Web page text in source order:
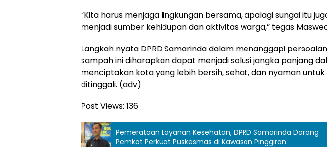
“Kita harus menjaga lingkungan bersama, apalagi sungai itu
menjadi sumber kehidupan dan aktivitas warga,” tegas
Langkah nyata DPRD Samarinda dalam menanggapi persoalan
sampah ini diharapkan dapat menjadi solusi jangka panjang
menciptakan kota yang lebih bersih, sehat, dan nyaman untuk
ditinggali. (adv)
Post Views: 136
Pemerataan Layanan Kesehatan, DPRD Samarinda Dorong
Pemkot Perkuat Puskesmas di Kawasan Pinggiran